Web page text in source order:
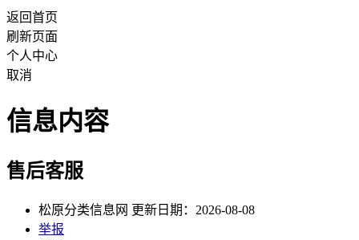
返回首页
刷新页面
个人中心
取消
信息内容
售后客服
松原分类信息网 更新日期：2026-08-08
举报